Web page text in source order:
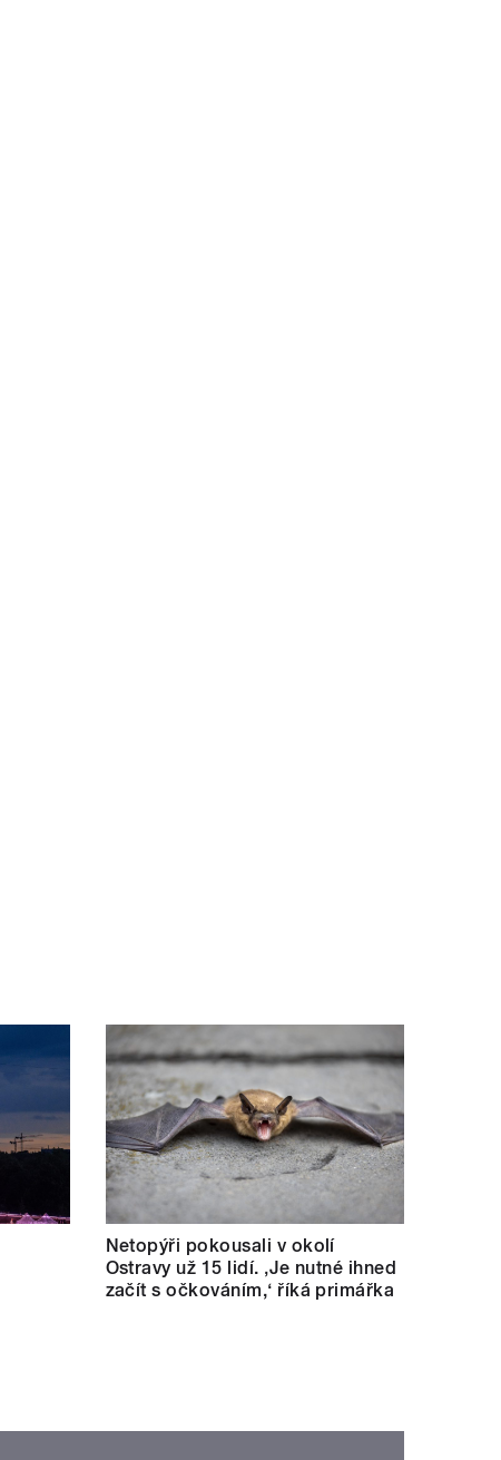
Netopýři pokousali v okolí
Ostravy už 15 lidí. ‚Je nutné ihned
začít s očkováním,‘ říká primářka